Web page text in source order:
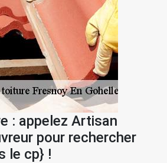
: appelez Artisan
pour rechercher
le cp} !